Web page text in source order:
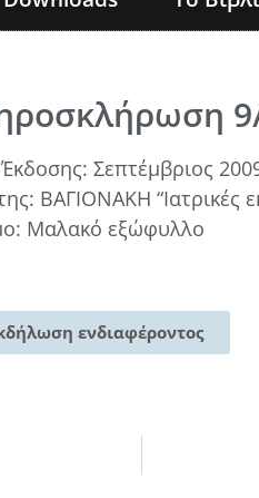
Σεπτέμβριος
ΒΑΓΙΟΝΑΚΗ “Ιατρικές
Μαλακό εξώφυλλο
ενδιαφέροντος